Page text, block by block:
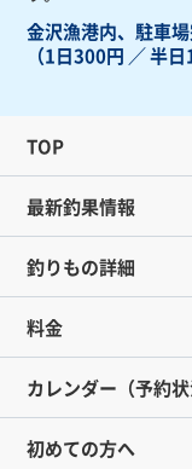
金沢漁港内、駐車場
（1日300円 ／ 半日
TOP
最新釣果情報
釣りもの詳細
料金
カレンダー（予約状
初めての方へ